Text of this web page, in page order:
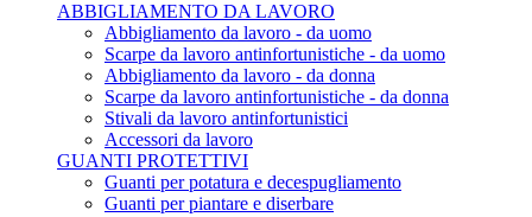
ABBIGLIAMENTO DA LAVORO
Abbigliamento da lavoro - da uomo
Scarpe da lavoro antinfortunistiche - da uomo
Abbigliamento da lavoro - da donna
Scarpe da lavoro antinfortunistiche - da donna
Stivali da lavoro antinfortunistici
Accessori da lavoro
GUANTI PROTETTIVI
Guanti per potatura e decespugliamento
Guanti per piantare e diserbare